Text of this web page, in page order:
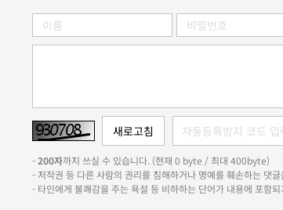
-200자까지 쓰실 수 있습니다. (현재 0 byte / 최대 400byte)
- 저작권 등 다른 사람의 권리를 침해하거나 명예를 훼손하는 댓
- 타인에게 불쾌감을 주는 욕설 등 비하하는 단어가 내용에 포함